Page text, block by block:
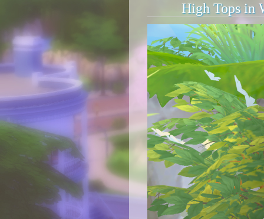
High Tops in